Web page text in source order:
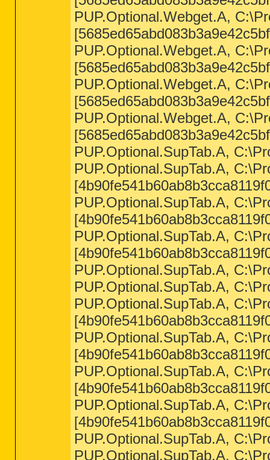
PUP.Optional.Webget.A,
PUP.Optional.Webget.A,
PUP.Optional.Webget.A,
PUP.Optional.Webget.A,
PUP.Optional.SupTab.A,
PUP.Optional.SupTab.A,
PUP.Optional.SupTab.A,
PUP.Optional.SupTab.A,
PUP.Optional.SupTab.A,
PUP.Optional.SupTab.A,
PUP.Optional.SupTab.A,
PUP.Optional.SupTab.A,
PUP.Optional.SupTab.A,
PUP.Optional.SupTab.A,
PUP.Optional.SupTab.A,
PUP.Optional.SupTab.A,